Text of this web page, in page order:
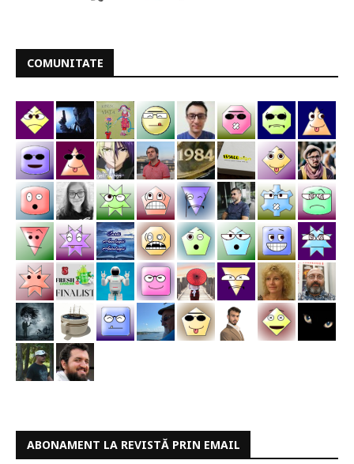
COMUNITATE
ABONAMENT LA REVISTĂ PRIN EMAIL